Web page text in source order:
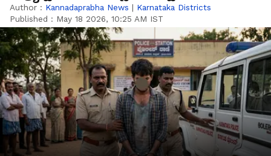
Author : Kannadaprabha News | Karnataka Districts
Published : May 18 2026, 10:25 AM IST